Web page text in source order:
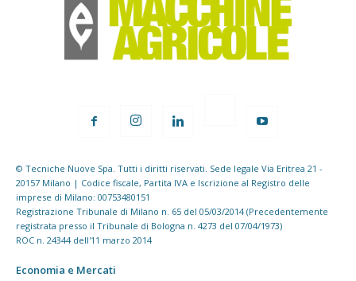
© Tecniche Nuove Spa. Tutti i diritti riservati. Sede legale Via Eritrea 21 -
20157 Milano | Codice fiscale, Partita IVA e Iscrizione al Registro delle
imprese di Milano: 00753480151
Registrazione Tribunale di Milano n. 65 del 05/03/2014 (Precedentemente
registrata presso il Tribunale di Bologna n. 4273 del 07/04/1973)
ROC n. 24344 dell'11 marzo 2014
Economia e Mercati